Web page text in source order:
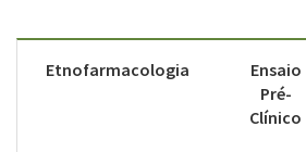
Etnofarmacologia
Ensaio
Pré-
Clínico